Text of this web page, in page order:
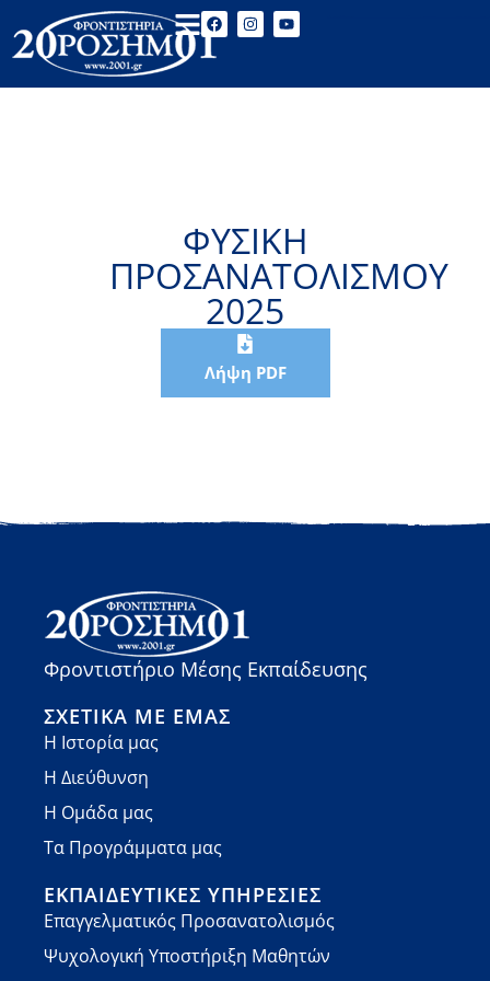
ΦΥΣΙΚΗ
ΠΡΟΣΑΝΑΤΟΛΙΣΜΟΥ
2025
Λήψη PDF
Φροντιστήριο Μέσης Εκπαίδευσης
ΣΧΕΤΙΚΆ ΜΕ ΕΜΆΣ
Η Ιστορία μας
Η Διεύθυνση
Η Ομάδα μας
Τα Προγράμματα μας
ΕΚΠΑΙΔΕΥΤΙΚΈΣ ΥΠΗΡΕΣΊΕΣ
Επαγγελματικός Προσανατολισμός
Ψυχολογική Υποστήριξη Μαθητών